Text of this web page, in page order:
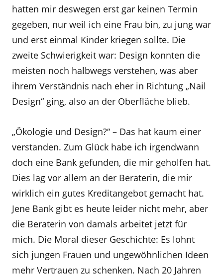
hatten mir deswegen erst gar keinen Termin
gegeben, nur weil ich eine Frau bin, zu jung war
und erst einmal Kinder kriegen sollte. Die
zweite Schwierigkeit war: Design konnten die
meisten noch halbwegs verstehen, was aber
ihrem Verständnis nach eher in Richtung „Nail
Design“ ging, also an der Oberfläche blieb.
„Ökologie und Design?“ – Das hat kaum einer
verstanden. Zum Glück habe ich irgendwann
doch eine Bank gefunden, die mir geholfen hat.
Dies lag vor allem an der Beraterin, die mir
wirklich ein gutes Kreditangebot gemacht hat.
Jene Bank gibt es heute leider nicht mehr, aber
die Beraterin von damals arbeitet jetzt für
mich. Die Moral dieser Geschichte: Es lohnt
sich jungen Frauen und ungewöhnlichen Ideen
mehr Vertrauen zu schenken. Nach 20 Jahren